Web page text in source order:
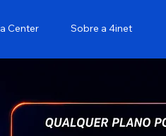
Center Sobre a 4inet